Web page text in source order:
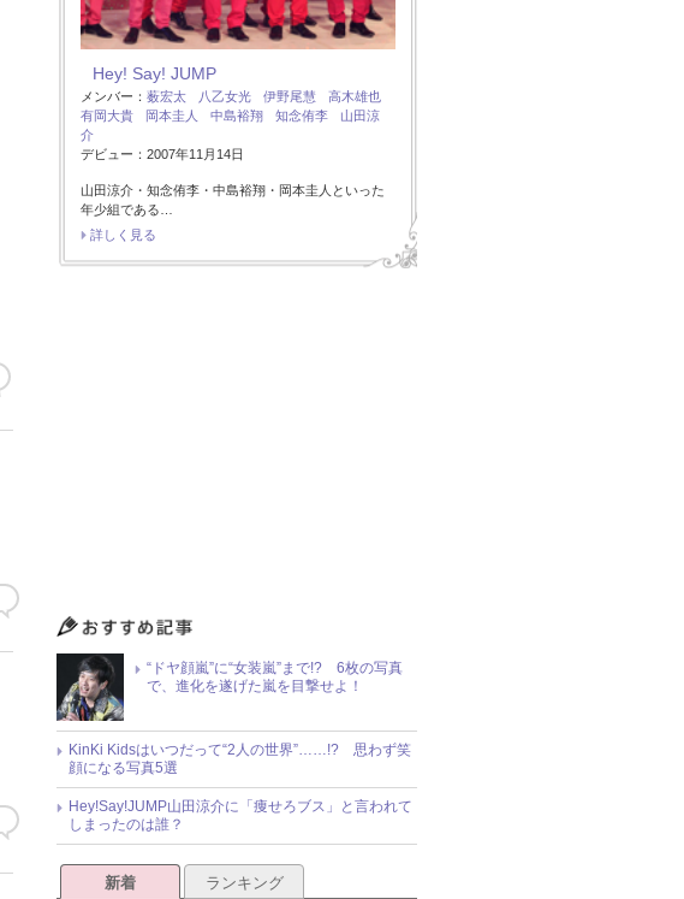
Hey! Say! JUMP
メンバー： 薮宏太 八乙女光 伊野尾慧
高木雄也
有岡大貴
岡本圭人 中島裕翔 知念侑李
山田涼
介
デビュー：2007年11月14日
山田涼介・知念侑李・中島裕翔・岡本圭人といった
年少組である…
詳しく見る
“ドヤ顔嵐”に“女装嵐”まで!? 6枚の写真
で、進化を遂げた嵐を目撃せよ！
KinKi Kidsはいつだって“2人の世界”……!? 思わず笑
顔になる写真5選
Hey!Say!JUMP山田涼介に「痩せろブス」と言われて
しまったのは誰？
新着 ランキング